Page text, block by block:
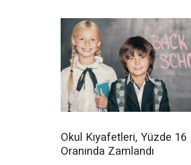
Okul Kıyafetleri, Yüzde 16
Oranında Zamlandı